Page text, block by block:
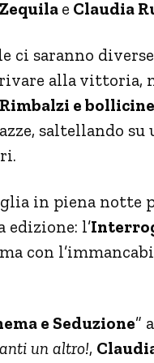
e Claudia
ci saranno
alla vittoria,
Rimbalzi e bollicine
saltellando
in piena notte
l’
con
e Seduzione”
un altro!,